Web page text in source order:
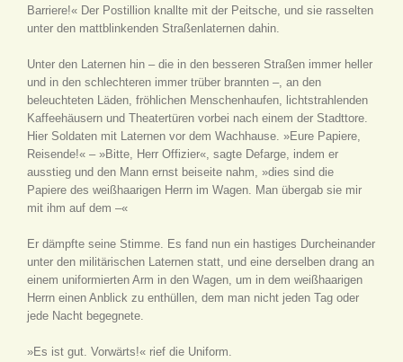
Barriere!« Der Postillion knallte mit der Peitsche, und sie rasselten
unter den mattblinkenden Straßenlaternen dahin.
Unter den Laternen hin – die in den besseren Straßen immer heller
und in den schlechteren immer trüber brannten –, an den
beleuchteten Läden, fröhlichen Menschenhaufen, lichtstrahlenden
Kaffeehäusern und Theatertüren vorbei nach einem der Stadttore.
Hier Soldaten mit Laternen vor dem Wachhause. »Eure Papiere,
Reisende!« – »Bitte, Herr Offizier«, sagte Defarge, indem er
ausstieg und den Mann ernst beiseite nahm, »dies sind die
Papiere des weißhaarigen Herrn im Wagen. Man übergab sie mir
mit ihm auf dem –«
Er dämpfte seine Stimme. Es fand nun ein hastiges Durcheinander
unter den militärischen Laternen statt, und eine derselben drang an
einem uniformierten Arm in den Wagen, um in dem weißhaarigen
Herrn einen Anblick zu enthüllen, dem man nicht jeden Tag oder
jede Nacht begegnete.
»Es ist gut. Vorwärts!« rief die Uniform.